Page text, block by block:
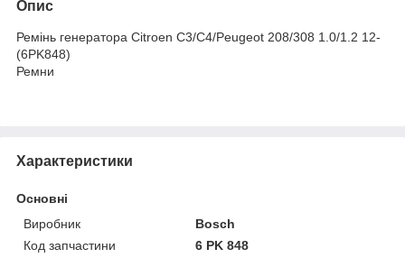
Опис
Ремінь генератора Citroen C3/C4/Peugeot 208/308 1.0/1.2 12-
(6PK848)
Ремни
Характеристики
Основні
Виробник
Bosch
Код запчастини
6 PK 848